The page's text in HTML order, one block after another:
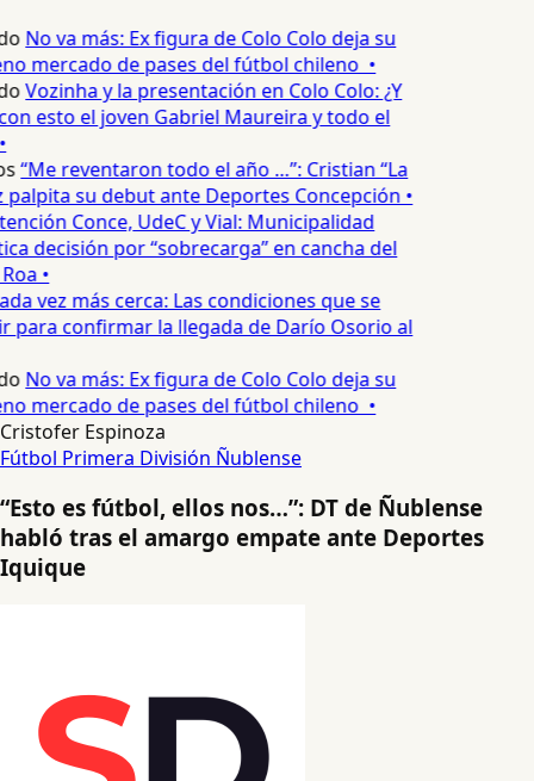
No va más: Ex figura de Colo Colo deja su
mercado de pases del fútbol chileno •
Vozinha y la presentación en Colo Colo: ¿Y
esto el joven Gabriel Maureira y todo el
“Me reventaron todo el año …”: Cristian “La
su debut ante Deportes Concepción •
Conce, UdeC y Vial: Municipalidad
decisión por “sobrecarga” en cancha del
•
vez más cerca: Las condiciones que se
para confirmar la llegada de Darío Osorio al
No va más: Ex figura de Colo Colo deja su
mercado de pases del fútbol chileno •
Cristofer Espinoza
Fútbol Primera División Ñublense
“Esto es fútbol, ellos nos…”: DT de Ñublense
habló tras el amargo empate ante Deportes
Iquique